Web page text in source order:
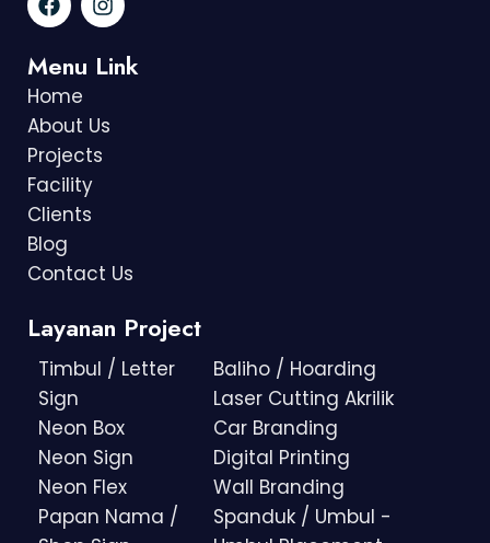
Menu Link
Home
About Us
Projects
Facility
Clients
Blog
Contact Us
Layanan Project
Timbul / Letter
Sign
Neon Box
Neon Sign
Neon Flex
Papan Nama /
Baliho / Hoarding
Laser Cutting Akrilik
Car Branding
Digital Printing
Wall Branding
Spanduk / Umbul -